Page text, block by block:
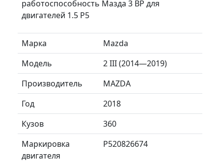
работоспособность Мазда 3 BP для
двигателей 1.5 P5
Марка
Mazda
Модель
2 III (2014—2019)
Производитель
MAZDA
Год
2018
Кузов
360
Маркировка
двигателя
P520826674